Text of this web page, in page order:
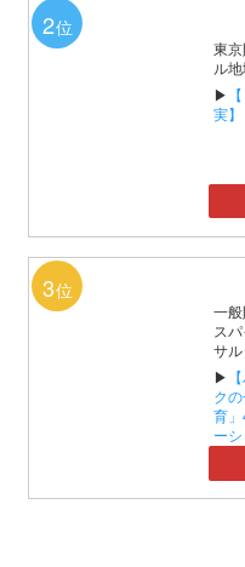
2位
東
ル
▶
実】
3位
一
ス
サル
▶
ク
育
ー
ー